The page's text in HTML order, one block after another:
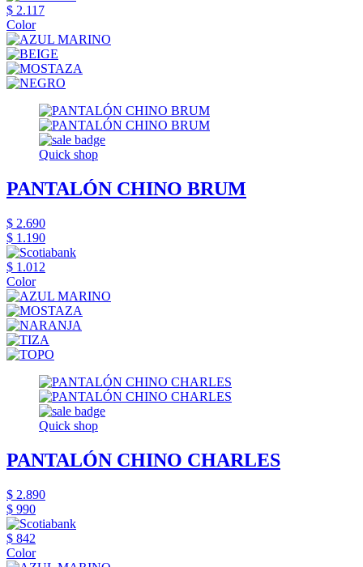
$ 2.117
Color
Quick shop
PANTALÓN CHINO BRUM
$ 2.690
$ 1.190
$ 1.012
Color
Quick shop
PANTALÓN CHINO CHARLES
$ 2.890
$ 990
$ 842
Color